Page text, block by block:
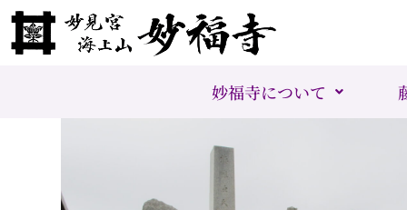
妙福寺について